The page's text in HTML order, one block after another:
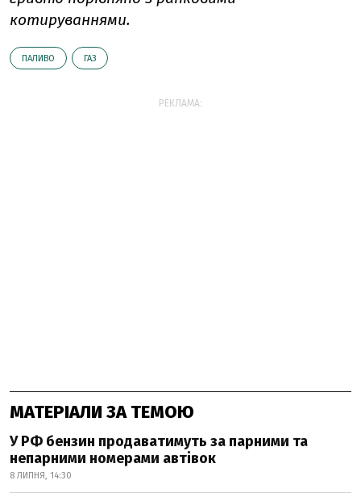
котируваннями.
ПАЛИВО ГАЗ
РЕКЛАМА:
МАТЕРІАЛИ ЗА ТЕМОЮ
У РФ бензин продаватимуть за парними та
непарними номерами автівок
8 ЛИПНЯ, 14:30